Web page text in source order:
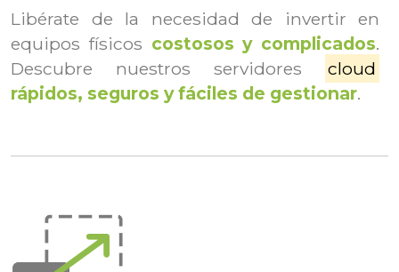
Libérate de la necesidad de invertir en
equipos físicos costosos y complicados.
Descubre nuestros servidores
cloud
rápidos, seguros y fáciles de gestionar.